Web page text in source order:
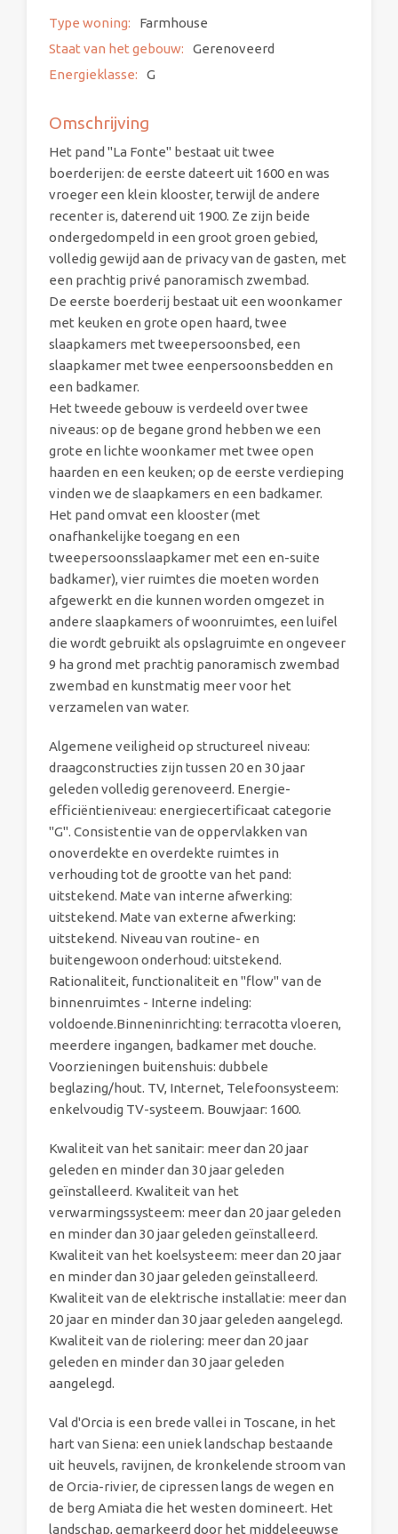
Type woning:
Farmhouse
Staat van het gebouw:
Gerenoveerd
Energieklasse:
G
Omschrijving
Het pand "La Fonte" bestaat uit twee
boerderijen: de eerste dateert uit 1600 en was
vroeger een klein klooster, terwijl de andere
recenter is, daterend uit 1900. Ze zijn beide
ondergedompeld in een groot groen gebied,
volledig gewijd aan de privacy van de gasten, met
een prachtig privé panoramisch zwembad.
De eerste boerderij bestaat uit een woonkamer
met keuken en grote open haard, twee
slaapkamers met tweepersoonsbed, een
slaapkamer met twee eenpersoonsbedden en
een badkamer.
Het tweede gebouw is verdeeld over twee
niveaus: op de begane grond hebben we een
grote en lichte woonkamer met twee open
haarden en een keuken; op de eerste verdieping
vinden we de slaapkamers en een badkamer.
Het pand omvat een klooster (met
onafhankelijke toegang en een
tweepersoonsslaapkamer met een en-suite
badkamer), vier ruimtes die moeten worden
afgewerkt en die kunnen worden omgezet in
andere slaapkamers of woonruimtes, een luifel
die wordt gebruikt als opslagruimte en ongeveer
9 ha grond met prachtig panoramisch zwembad
zwembad en kunstmatig meer voor het
verzamelen van water.
Algemene veiligheid op structureel niveau:
draagconstructies zijn tussen 20 en 30 jaar
geleden volledig gerenoveerd. Energie-
efficiëntieniveau: energiecertificaat categorie
"G". Consistentie van de oppervlakken van
onoverdekte en overdekte ruimtes in
verhouding tot de grootte van het pand:
uitstekend. Mate van interne afwerking:
uitstekend. Mate van externe afwerking:
uitstekend. Niveau van routine- en
buitengewoon onderhoud: uitstekend.
Rationaliteit, functionaliteit en "flow" van de
binnenruimtes - Interne indeling:
voldoende.Binneninrichting: terracotta vloeren,
meerdere ingangen, badkamer met douche.
Voorzieningen buitenshuis: dubbele
beglazing/hout. TV, Internet, Telefoonsysteem:
enkelvoudig TV-systeem. Bouwjaar: 1600.
Kwaliteit van het sanitair: meer dan 20 jaar
geleden en minder dan 30 jaar geleden
geïnstalleerd. Kwaliteit van het
verwarmingssysteem: meer dan 20 jaar geleden
en minder dan 30 jaar geleden geïnstalleerd.
Kwaliteit van het koelsysteem: meer dan 20 jaar
en minder dan 30 jaar geleden geïnstalleerd.
Kwaliteit van de elektrische installatie: meer dan
20 jaar en minder dan 30 jaar geleden aangelegd.
Kwaliteit van de riolering: meer dan 20 jaar
geleden en minder dan 30 jaar geleden
aangelegd.
Val d'Orcia is een brede vallei in Toscane, in het
hart van Siena: een uniek landschap bestaande
uit heuvels, ravijnen, de kronkelende stroom van
de Orcia-rivier, de cipressen langs de wegen en
de berg Amiata die het westen domineert. Het
landschap, gemarkeerd door het middeleeuwse